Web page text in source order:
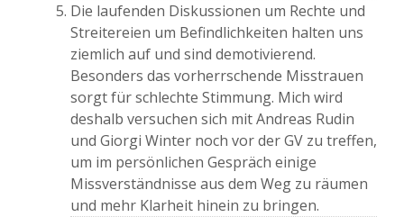
Die laufenden Diskussionen um Rechte und
Streitereien um Befindlichkeiten halten uns
ziemlich auf und sind demotivierend.
Besonders das vorherrschende Misstrauen
sorgt für schlechte Stimmung. Mich wird
deshalb versuchen sich mit Andreas Rudin
und Giorgi Winter noch vor der GV zu treffen,
um im persönlichen Gespräch einige
Missverständnisse aus dem Weg zu räumen
und mehr Klarheit hinein zu bringen.